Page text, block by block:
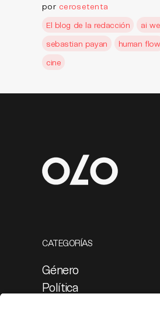
por cerosetenta
El blog de la redacción
ai
sebastian payan
human flow
cine
CATEGORÍAS
Género
Política